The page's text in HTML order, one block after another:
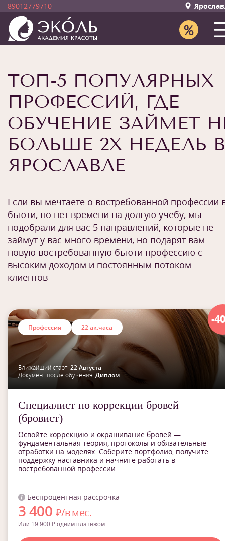
89012779710
ТОП-5 ПОПУЛЯРНЫХ
ПРОФЕССИЙ, ГДЕ
ОБУЧЕНИЕ ЗАЙМЕТ
БОЛЬШЕ 2Х НЕДЕЛЬ В
ЯРОСЛАВЛЕ
Если вы мечтаете о востребованной профессии
бьюти, но нет времени на долгую учебу, мы
подобрали для вас 5 направлений, которые не
займут у вас много времени, но подарят вам
новую востребованную бьюти профессию с
высоким доходом и постоянным потоком
клиентов
-
Профессия 22 ак.часа
Ближайший старт: 22 Августа
Документ после обучения: Диплом
Специалист по коррекции бровей
(бровист)
Освойте коррекцию и окрашивание бровей —
фундаментальная теория, протоколы и обязательные
отработки на моделях. Соберите портфолио, получите
поддержку наставника и начните работать в
востребованной профессии
Беспроцентная рассрочка
3 400 ₽/в мес.
Или 19 900 ₽ одним платежом